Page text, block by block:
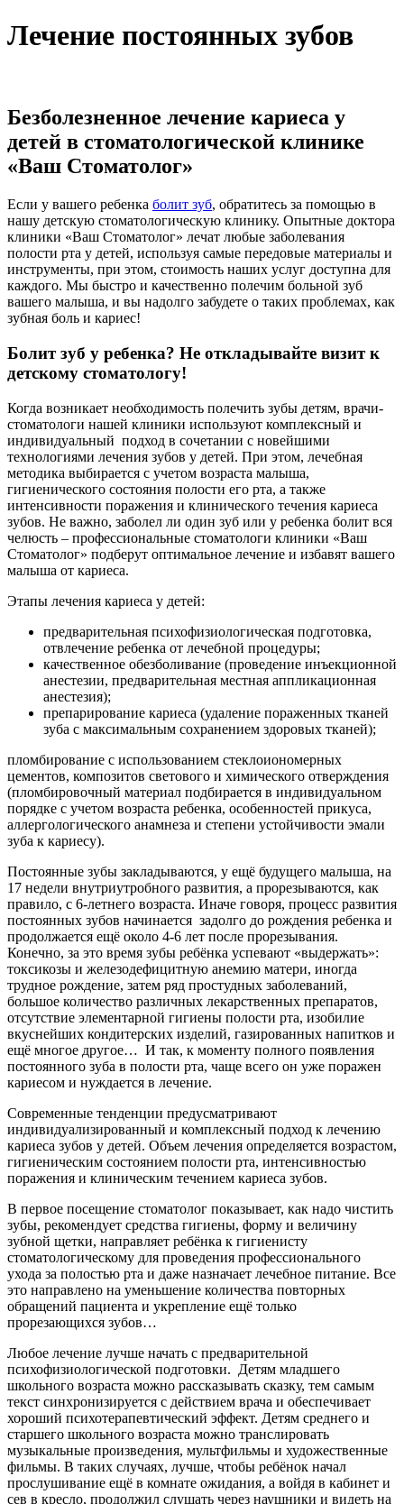
Лечение постоянных зубов
Безболезненное лечение кариеса у
детей в стоматологической клинике
«Ваш Стоматолог»
Если у вашего ребенка болит зуб, обратитесь за помощью в
нашу детскую стоматологическую клинику. Опытные доктора
клиники «Ваш Стоматолог» лечат любые заболевания
полости рта у детей, используя самые передовые материалы и
инструменты, при этом, стоимость наших услуг доступна для
каждого. Мы быстро и качественно полечим больной зуб
вашего малыша, и вы надолго забудете о таких проблемах, как
зубная боль и кариес!
Болит зуб у ребенка? Не откладывайте визит к
детскому стоматологу!
Когда возникает необходимость полечить зубы детям, врачи-
стоматологи нашей клиники используют комплексный и
индивидуальный подход в сочетании с новейшими
технологиями лечения зубов у детей. При этом, лечебная
методика выбирается с учетом возраста малыша,
гигиенического состояния полости его рта, а также
интенсивности поражения и клинического течения кариеса
зубов. Не важно, заболел ли один зуб или у ребенка болит вся
челюсть – профессиональные стоматологи клиники «Ваш
Стоматолог» подберут оптимальное лечение и избавят вашего
малыша от кариеса.
Этапы лечения кариеса у детей:
предварительная психофизиологическая подготовка,
отвлечение ребенка от лечебной процедуры;
качественное обезболивание (проведение инъекционной
анестезии, предварительная местная аппликационная
анестезия);
препарирование кариеса (удаление пораженных тканей
зуба с максимальным сохранением здоровых тканей);
пломбирование с использованием стеклоиономерных
цементов, композитов светового и химического отверждения
(пломбировочный материал подбирается в индивидуальном
порядке с учетом возраста ребенка, особенностей прикуса,
аллергологического анамнеза и степени устойчивости эмали
зуба к кариесу).
Постоянные зубы закладываются, у ещё будущего малыша, на
17 недели внутриутробного развития, а прорезываются, как
правило, с 6-летнего возраста. Иначе говоря, процесс развития
постоянных зубов начинается задолго до рождения ребенка и
продолжается ещё около 4-6 лет после прорезывания.
Конечно, за это время зубы ребёнка успевают «выдержать»:
токсикозы и железодефицитную анемию матери, иногда
трудное рождение, затем ряд простудных заболеваний,
большое количество различных лекарственных препаратов,
отсутствие элементарной гигиены полости рта, изобилие
вкуснейших кондитерских изделий, газированных напитков и
ещё многое другое… И так, к моменту полного появления
постоянного зуба в полости рта, чаще всего он уже поражен
кариесом и нуждается в лечение.
Современные тенденции предусматривают
индивидуализированный и комплексный подход к лечению
кариеса зубов у детей. Объем лечения определяется возрастом,
гигиеническим состоянием полости рта, интенсивностью
поражения и клиническим течением кариеса зубов.
В первое посещение стоматолог показывает, как надо чистить
зубы, рекомендует средства гигиены, форму и величину
зубной щетки, направляет ребёнка к гигиенисту
стоматологическому для проведения профессионального
ухода за полостью рта и даже назначает лечебное питание. Все
это направлено на уменьшение количества повторных
обращений пациента и укрепление ещё только
прорезающихся зубов…
Любое лечение лучше начать с предварительной
психофизиологической подготовки. Детям младшего
школьного возраста можно рассказывать сказку, тем самым
текст синхронизируется с действием врача и обеспечивает
хороший психотерапевтический эффект. Детям среднего и
старшего школьного возраста можно транслировать
музыкальные произведения, мультфильмы и художественные
фильмы. В таких случаях, лучше, чтобы ребёнок начал
прослушивание ещё в комнате ожидания, а войдя в кабинет и
сев в кресло, продолжил слушать через наушники и видеть на